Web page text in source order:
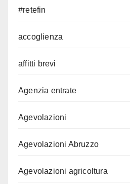
#retefin
accoglienza
affitti brevi
Agenzia entrate
Agevolazioni
Agevolazioni Abruzzo
Agevolazioni agricoltura